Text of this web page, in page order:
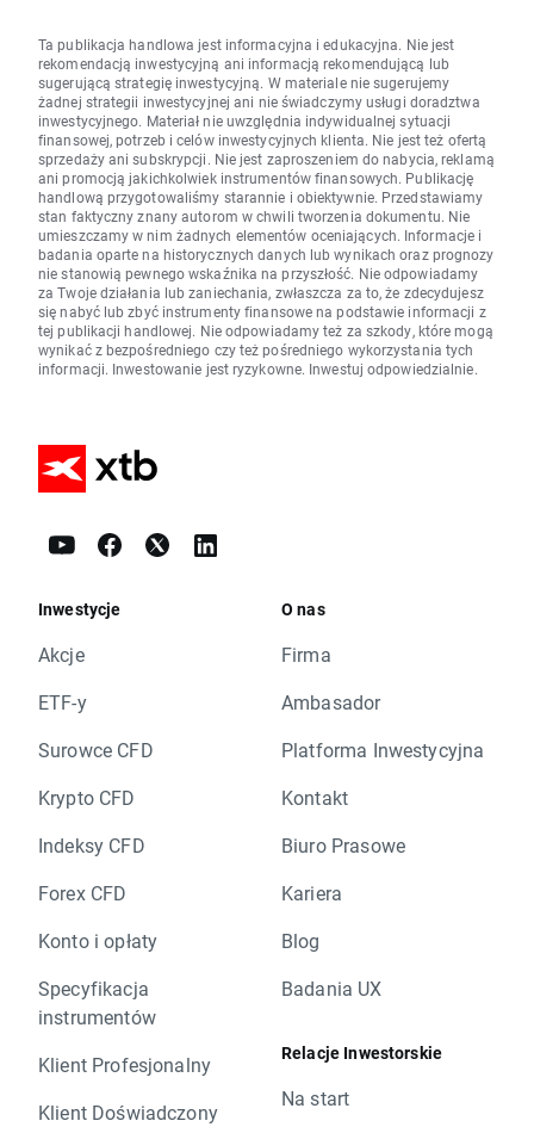
Ta publikacja handlowa jest informacyjna i edukacyjna. Nie jest
rekomendacją inwestycyjną ani informacją rekomendującą lub
sugerującą strategię inwestycyjną. W materiale nie sugerujemy
żadnej strategii inwestycyjnej ani nie świadczymy usługi doradztwa
inwestycyjnego. Materiał nie uwzględnia indywidualnej sytuacji
finansowej, potrzeb i celów inwestycyjnych klienta. Nie jest też ofertą
sprzedaży ani subskrypcji. Nie jest zaproszeniem do nabycia, reklamą
ani promocją jakichkolwiek instrumentów finansowych. Publikację
handlową przygotowaliśmy starannie i obiektywnie. Przedstawiamy
stan faktyczny znany autorom w chwili tworzenia dokumentu. Nie
umieszczamy w nim żadnych elementów oceniających. Informacje i
badania oparte na historycznych danych lub wynikach oraz prognozy
nie stanowią pewnego wskaźnika na przyszłość. Nie odpowiadamy
za Twoje działania lub zaniechania, zwłaszcza za to, że zdecydujesz
się nabyć lub zbyć instrumenty finansowe na podstawie informacji z
tej publikacji handlowej. Nie odpowiadamy też za szkody, które mogą
wynikać z bezpośredniego czy też pośredniego wykorzystania tych
informacji. Inwestowanie jest ryzykowne. Inwestuj odpowiedzialnie.
Inwestycje
Akcje
ETF-y
Surowce CFD
Krypto CFD
Indeksy CFD
Forex CFD
Konto i opłaty
Specyfikacja
instrumentów
Klient Profesjonalny
Klient Doświadczony
O nas
Firma
Ambasador
Platforma Inwestycyjna
Kontakt
Biuro Prasowe
Kariera
Blog
Badania UX
Relacje Inwestorskie
Na start